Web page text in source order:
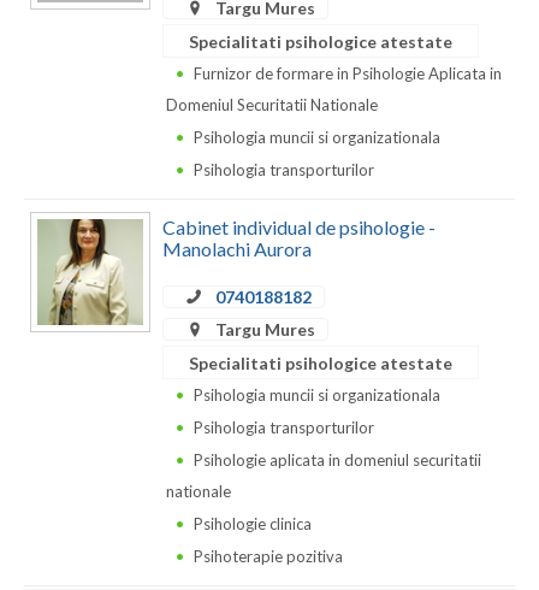
Dolj
Galati
Giurgiu
Targu Mures
Specialitati psihologice atestate
Furnizor de formare in Psihologie Aplicata in
Domeniul Securitatii Nationale
Psihologia muncii si organizationala
Psihologia transporturilor
Cabinet individual de psihologie -
Manolachi Aurora
0740188182
Targu Mures
Specialitati psihologice atestate
Psihologia muncii si organizationala
Psihologia transporturilor
Psihologie aplicata in domeniul securitatii
nationale
Psihologie clinica
Psihoterapie pozitiva